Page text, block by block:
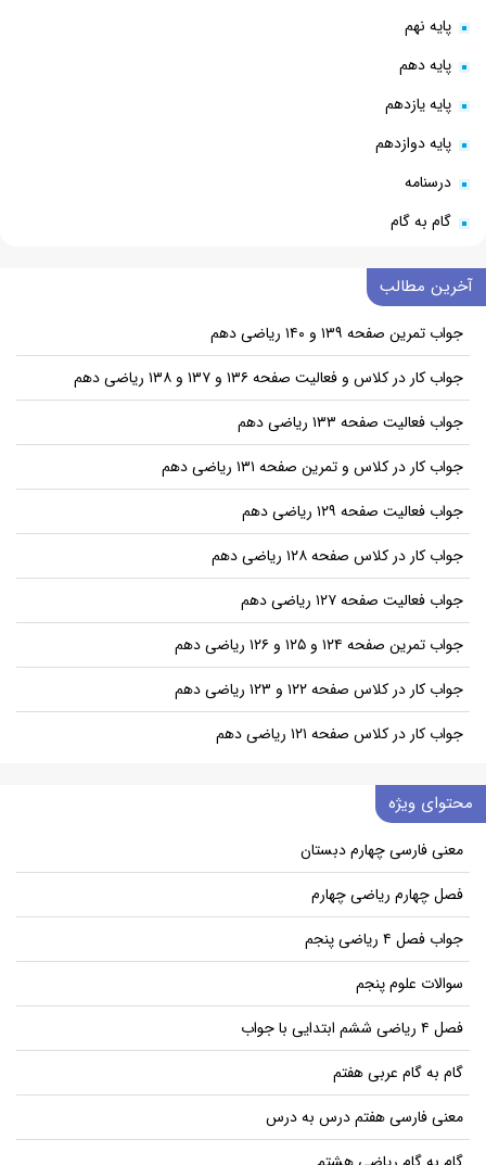
پایه نهم
پایه دهم
پایه یازدهم
پایه دوازدهم
درسنامه
گام به گام
آخرین مطالب
جواب تمرین صفحه ۱۳۹ و ۱۴۰ ریاضی دهم
جواب کار در کلاس و فعالیت صفحه ۱۳۶ و ۱۳۷ و ۱۳۸ ریاضی دهم
جواب فعالیت صفحه ۱۳۳ ریاضی دهم
جواب کار در کلاس و تمرین صفحه ۱۳۱ ریاضی دهم
جواب فعالیت صفحه ۱۲۹ ریاضی دهم
جواب کار در کلاس صفحه ۱۲۸ ریاضی دهم
جواب فعالیت صفحه ۱۲۷ ریاضی دهم
جواب تمرین صفحه ۱۲۴ و ۱۲۵ و ۱۲۶ ریاضی دهم
جواب کار در کلاس صفحه ۱۲۲ و ۱۲۳ ریاضی دهم
جواب کار در کلاس صفحه ۱۲۱ ریاضی دهم
محتوای ویژه
معنی فارسی چهارم دبستان
فصل چهارم ریاضی چهارم
جواب فصل ۴ ریاضی پنجم
سوالات علوم پنجم
فصل ۴ ریاضی ششم ابتدایی با جواب
گام به گام عربی هفتم
معنی فارسی هفتم درس به درس